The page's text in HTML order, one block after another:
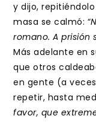
y dijo,
masa se calmó: “
romano. A prisión
Más adelante en
que otros
en gente (a
repetir, hasta
favor, que